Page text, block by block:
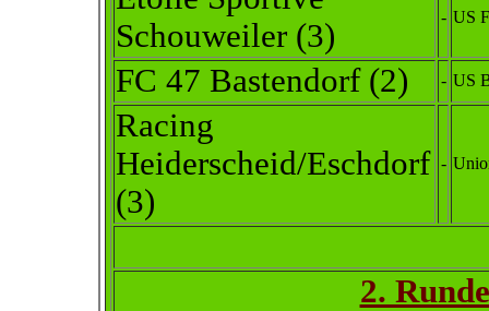
Schouweiler (3)
- US
FC 47 Bastendorf (2) - US
Racing
Heiderscheid/Eschdorf
(3)
-
2.